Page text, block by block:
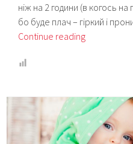
ніж на 2 години (в когось на
бо буде плач – гіркий і
Continue reading11
яких
я
не